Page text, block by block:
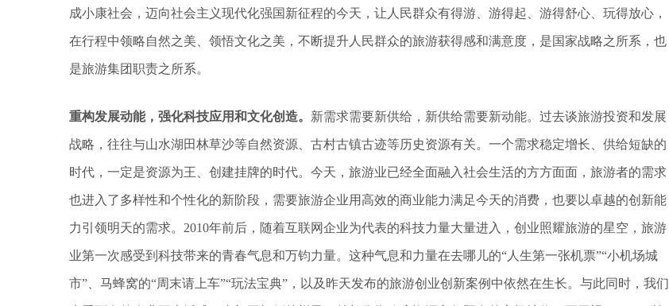
成小康社会，迈向社会主义现代化强国新征程的今天，让人民群众有得游、游得起、游得舒心、玩得放心，
在行程中领略自然之美、领悟文化之美，不断提升人民群众的旅游获得感和满意度，是国家战略之所系，也
是旅游集团职责之所系。
重构发展动能，强化科技应用和文化创造。 新需求需要新供给，新供给需要新动能。过去谈旅游投资和发展
战略，往往与山水湖田林草沙等自然资源、古村古镇古迹等历史资源有关。一个需求稳定增长、供给短缺的
时代，一定是资源为王、创建挂牌的时代。今天，旅游业已经全面融入社会生活的方方面面，旅游者的需求
也进入了多样性和个性化的新阶段，需要旅游企业用高效的商业能力满足今天的消费，也要以卓越的创新能
力引领明天的需求。2010年前后，随着互联网企业为代表的科技力量大量进入，创业照耀旅游的星空，旅游
业第一次感受到科技带来的青春气息和万钧力量。这种气息和力量在去哪儿的“人生第一张机票”“小机场城
市”、马蜂窝的“周末请上车”“玩法宝典”，以及昨天发布的旅游创业创新案例中依然在生长。与此同时，我们